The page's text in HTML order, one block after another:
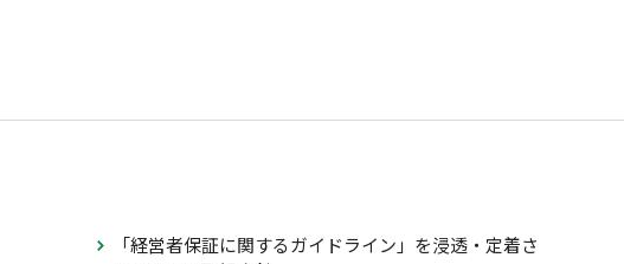
「経営者保証に関するガイドライン」を浸透・定着さ